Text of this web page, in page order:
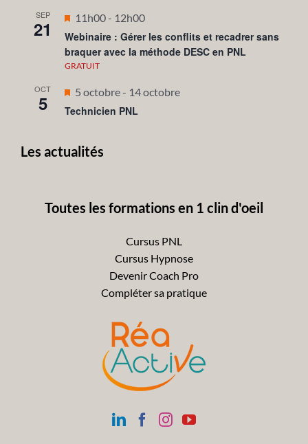
SEP
21
Mis
en
avant
11h00- 12h00
Webinaire : Gérer les conflits et recadrer sans
braquer avec la méthode DESC en PNL
GRATUIT
OCT
5
Mis
en
5 octobre- 14 octobre
Technicien PNL
Les actualités
Toutes les formations en 1 clin d'oeil
Cursus PNL
Cursus Hypnose
Devenir Coach Pro
Compléter sa pratique